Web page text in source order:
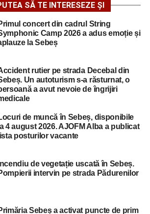
SĂ TE INTERESEZE ȘI
concert din cadrul String
Camp 2026 a adus emoție și
la Sebeș
rutier pe strada Decebal din
Un autoturism s-a răsturnat, o
a avut nevoie de îngrijiri
de muncă în Sebeș, disponibile
la 4 august 2026. AJOFM Alba a publicat
lista posturilor vacante
Incendiu de vegetație uscată în Sebeș.
intervin pe strada Pădurenilor
Sebeș a activat puncte de prim